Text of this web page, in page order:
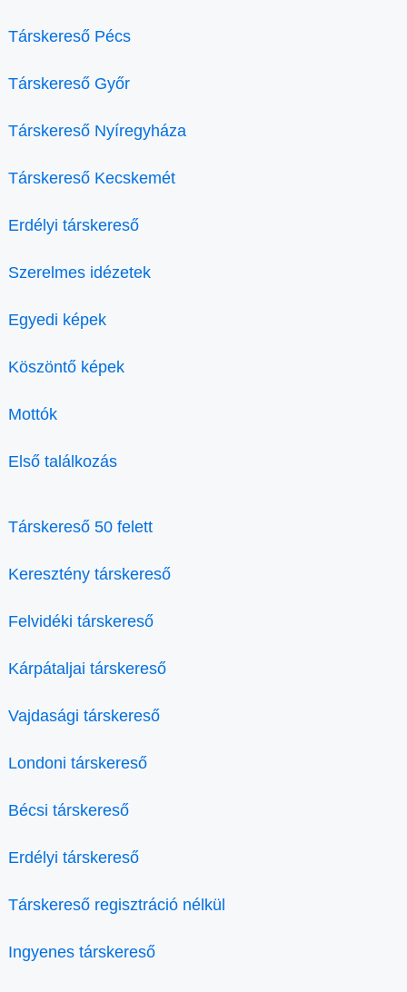
Társkereső Pécs
Társkereső Győr
Társkereső Nyíregyháza
Társkereső Kecskemét
Erdélyi társkereső
Szerelmes idézetek
Egyedi képek
Köszöntő képek
Mottók
Első találkozás
Társkereső 50 felett
Keresztény társkereső
Felvidéki társkereső
Kárpátaljai társkereső
Vajdasági társkereső
Londoni társkereső
Bécsi társkereső
Erdélyi társkereső
Társkereső regisztráció nélkül
Ingyenes társkereső